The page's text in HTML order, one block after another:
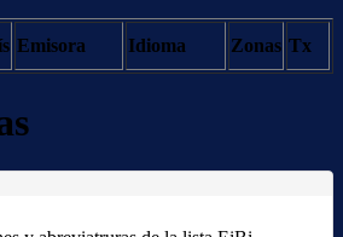
Emisora Idioma Zonas Tx